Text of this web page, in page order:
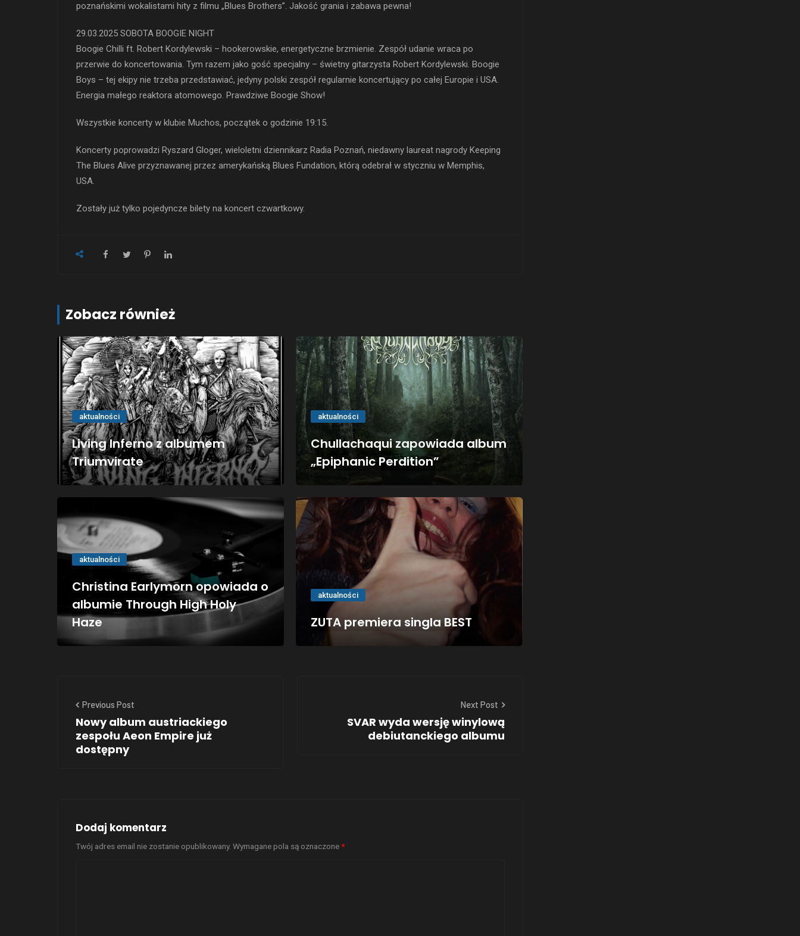
poznańskimi wokalistami hity z filmu „Blues Brothers”. Jakość grania i zabawa pewna!
29.03.2025 SOBOTA BOOGIE NIGHT
Boogie Chilli ft. Robert Kordylewski – hookerowskie, energetyczne brzmienie. Zespół udanie wraca po
przerwie do koncertowania. Tym razem jako gość specjalny – świetny gitarzysta Robert Kordylewski. Boogie
Boys – tej ekipy nie trzeba przedstawiać, jedyny polski zespół regularnie koncertujący po całej Europie i USA.
Energia małego reaktora atomowego. Prawdziwe Boogie Show!
Wszystkie koncerty w klubie Muchos, początek o godzinie 19:15.
Koncerty poprowadzi Ryszard Gloger, wieloletni dziennikarz Radia Poznań, niedawny laureat nagrody Keeping
The Blues Alive przyznawanej przez amerykańską Blues Fundation, którą odebrał w styczniu w Memphis,
USA.
Zostały już tylko pojedyncze bilety na koncert czwartkowy.
Zobacz również
aktualności
Living Inferno z albumem
Triumvirate
aktualności
Chullachaqui zapowiada album
„Epiphanic Perdition”
aktualności
Christina Earlymorn opowiada o
albumie Through High Holy
Haze
aktualności
ZUTA premiera singla BEST
Previous Post
Nowy album austriackiego
zespołu Aeon Empire już
dostępny
Next Post
SVAR wyda wersję winylową
debiutanckiego albumu
Dodaj komentarz
Twój adres email nie zostanie opublikowany. Wymagane pola są oznaczone*